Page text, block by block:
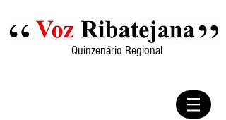
Quinzenário Regional